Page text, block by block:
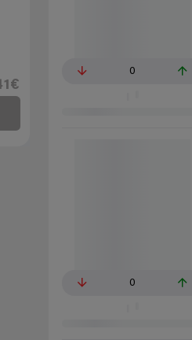
0
0